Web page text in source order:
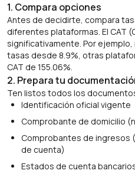
1. Compara opciones
Antes de decidirte, compara
diferentes plataformas. El CAT
significativamente. Por
tasas desde 8.9%, otras
CAT de 155.06%.
2. Prepara tu
Ten listos todos los
Identificación oficial vigente
Comprobante de domicilio
Comprobantes de ingresos
de cuenta)
Estados de cuenta